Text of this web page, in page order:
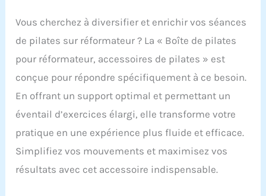
Vous cherchez à diversifier et enrichir vos séances
de pilates sur réformateur ? La « Boîte de pilates
pour réformateur, accessoires de pilates » est
conçue pour répondre spécifiquement à ce besoin.
En offrant un support optimal et permettant un
éventail d’exercices élargi, elle transforme votre
pratique en une expérience plus fluide et efficace.
Simplifiez vos mouvements et maximisez vos
résultats avec cet accessoire indispensable.